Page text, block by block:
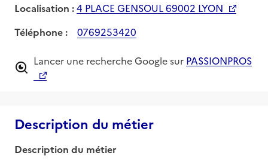
Localisation :4 PLACE GENSOUL 69002 LYON
Téléphone :
0769253420
Lancer une recherche Google sur PASSIONPROS
Description du métier
Description du métier